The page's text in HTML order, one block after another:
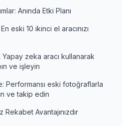
Anında Etki Planı
eski 10 ikinci el aracınızı
Yapay zeka aracı kullanarak
ve işleyin
Performansı eski fotoğraflarla
ve takip edin
Avantajınızdır